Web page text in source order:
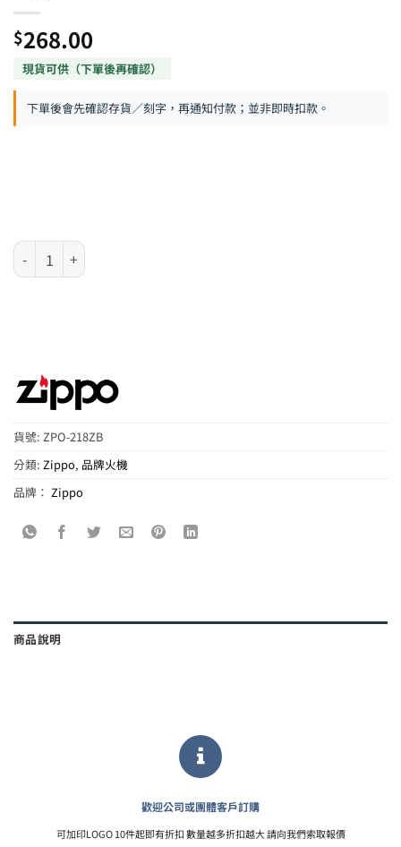
$268.00
下單後會先確認存貨／刻字，再通知付款；並非即時扣款。
Zippo 防風火機 – 磨砂黑紅框 數量
貨號: ZPO-218ZB
分類: Zippo, 品牌火機
品牌： Zippo
商品說明
歡迎公司或團體客戶訂購
可加印LOGO 10件起即有折扣 數量越多折扣越大 請向我們索取報價